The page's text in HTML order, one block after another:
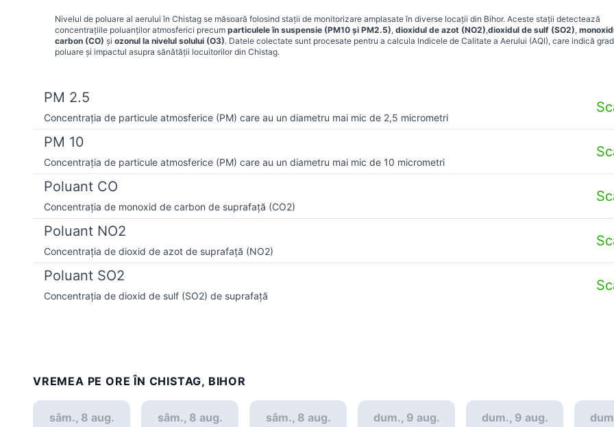
Nivelul de poluare al aerului în Chistag se măsoară folosind stații de monitorizare amplasate în diverse locații din Bihor. Aceste stații detectează
concentrațiile poluanților atmosferici precum particulele în suspensie (PM10 și PM2.5), dioxidul de azot (NO2),dioxidul de sulf (SO2),
carbon (CO) și ozonul la nivelul solului (O3). Datele colectate sunt procesate pentru a calcula Indicele de Calitate a Aerului (AQI), care indică
poluare și impactul asupra sănătății locuitorilor din Chistag.
PM 2.5
Concentrația de particule atmosferice (PM) care au un diametru mai mic de 2,5 micrometri
PM 10
Concentrația de particule atmosferice (PM) care au un diametru mai mic de 10 micrometri
Poluant CO
Concentrația de monoxid de carbon de suprafață (CO2)
Poluant NO2
Concentrația de dioxid de azot de suprafață (NO2)
Poluant SO2
Concentrația de dioxid de sulf (SO2) de suprafață
VREMEA PE ORE ÎN CHISTAG, BIHOR
sâm., 8 aug.
sâm., 8 aug.
sâm., 8 aug.
dum., 9 aug.
dum., 9 aug.